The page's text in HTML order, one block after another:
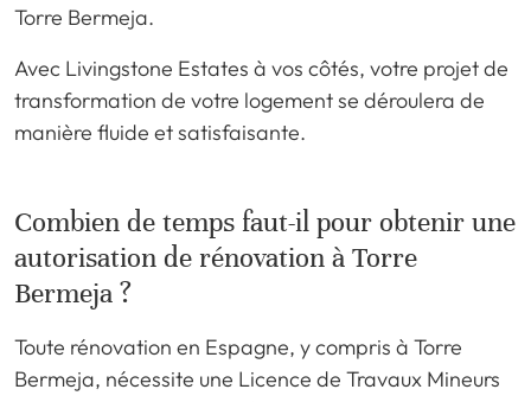
Torre Bermeja.
Avec Livingstone Estates à vos côtés, votre projet de
transformation de votre logement se déroulera de
manière fluide et satisfaisante.
Combien de temps faut-il pour obtenir une
autorisation de rénovation à Torre
Bermeja ?
Toute rénovation en Espagne, y compris à Torre
Bermeja, nécessite une Licence de Travaux Mineurs